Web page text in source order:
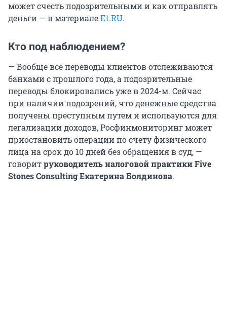
может счесть подозрительными и как отправлять
деньги — в материалеЕ1.RU.
Кто под наблюдением?
— Вообще все переводы клиентов отслеживаются
банками с прошлого года, а подозрительные
переводы блокировались уже в 2024-м. Сейчас
при наличии подозрений, что денежные средства
получены преступным путем и используются для
легализации доходов, Росфинмониторинг может
приостановить операции по счету физического
лица на срок до 10 дней без обращения в суд, —
говоритруководитель налоговой практики Five
Stones Consulting Екатерина Болдинова.